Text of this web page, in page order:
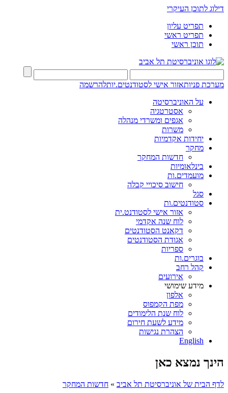
דילוג לתוכן העיקרי
תפריט עליון
תפריט ראשי
תוכן ראשי
מערכת פניותאזור אישי לסטודנטים.יותלהרשמה
על האוניברסיטה
אסטרטגיה
אגפים ומשרדי מנהלה
משרות
יחידות אקדמיות
מחקר
חדשות המחקר
בינלאומיות
מועמדים.ות
חישוב סיכויי קבלה
סגל
סטודנטים.ות
אזור אישי לסטודנט.ית
לוח שנה אקדמי
דקאנט הסטודנטים
אגודת הסטודנטים
ספריות
בוגרים.ות
קהל רחב
אירועים
מידע שימושי
אלפון
מפת הקמפוס
לוח שנת הלימודים
מידע לשעת חירום
הצהרת נגישות
English
הינך נמצא כאן
לדף הבית של אוניברסיטת תל אביב » חדשות המחקר